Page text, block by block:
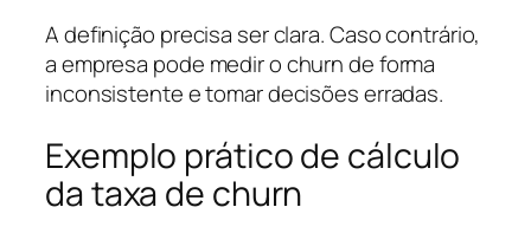
A definição precisa ser clara. Caso contrário,
a empresa pode medir o churn de forma
inconsistente e tomar decisões erradas.
Exemplo prático de cálculo
da taxa de churn